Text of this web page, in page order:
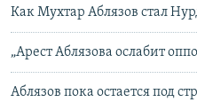
Как Мухтар Аблязов стал
„Арест Аблязова ослабит
Аблязов пока остается под